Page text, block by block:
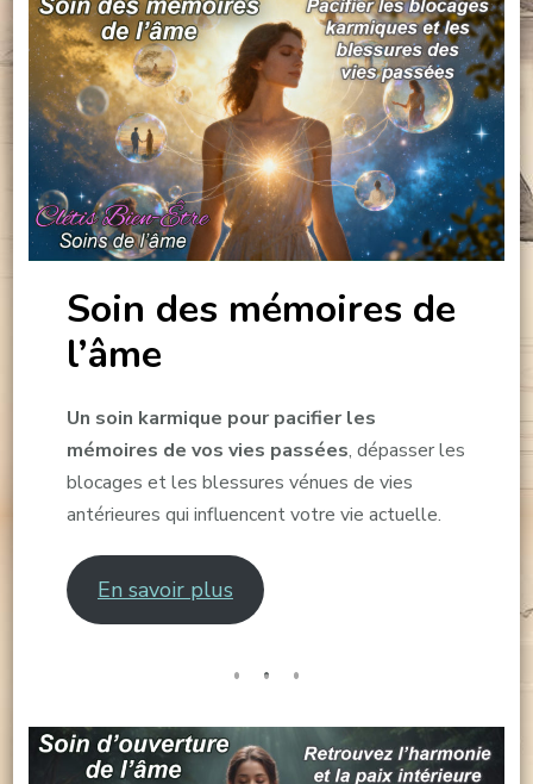
Soin des mémoires de
l’âme
Un soin karmique pour pacifier les
mémoires de vos vies passées, dépasser les
blocages et les blessures vénues de vies
antérieures qui influencent votre vie actuelle.
En savoir plus